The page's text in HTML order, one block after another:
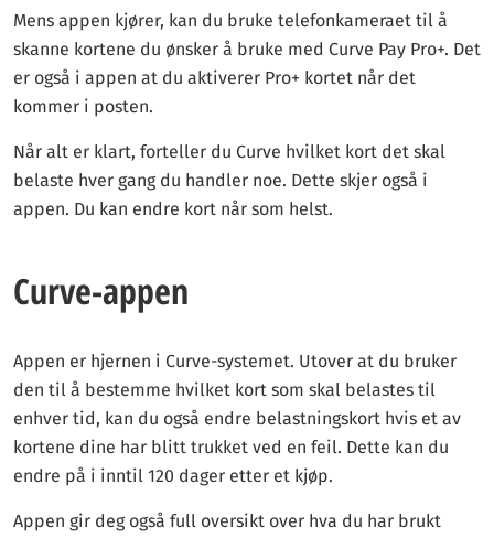
Mens appen kjører, kan du bruke telefonkameraet til å
skanne kortene du ønsker å bruke med Curve Pay Pro+. Det
er også i appen at du aktiverer Pro+ kortet når det
kommer i posten.
Når alt er klart, forteller du Curve hvilket kort det skal
belaste hver gang du handler noe. Dette skjer også i
appen. Du kan endre kort når som helst.
Curve-appen
Appen er hjernen i Curve-systemet. Utover at du bruker
den til å bestemme hvilket kort som skal belastes til
enhver tid, kan du også endre belastningskort hvis et av
kortene dine har blitt trukket ved en feil. Dette kan du
endre på i inntil 120 dager etter et kjøp.
Appen gir deg også full oversikt over hva du har brukt